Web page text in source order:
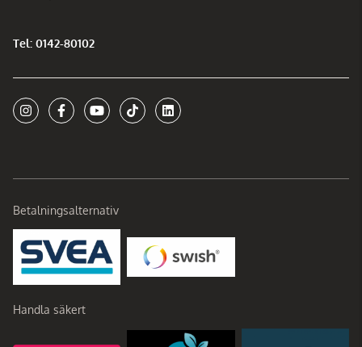
Tel: 0142-80102
Betalningsalternativ
Handla säkert